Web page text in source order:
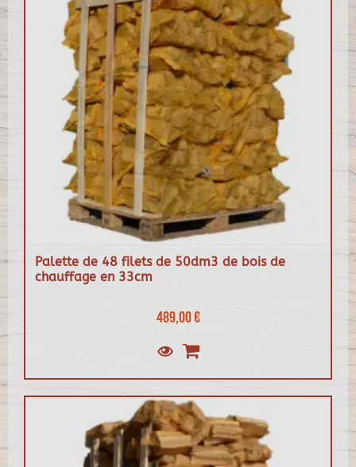
Palette de 48 filets de 50dm3 de bois de
chauffage en 33cm
489,00 €